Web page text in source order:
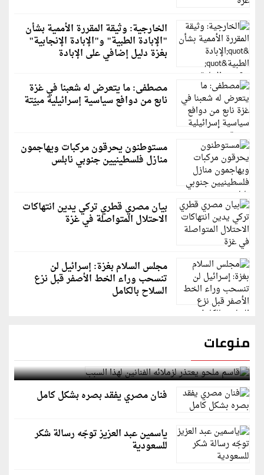
الخارجية: وثيقة المقررة الأممية بشأن
"الإبادة الطبية" و"الإبادة الإنجابية"
بغزة دليل إضافي على الإبادة
مصطفى: ما يتعرض له شعبنا في غزة
نابع من دوافع سياسية إسرائيلية مبيّتة
مستوطنون يحرقون مركبات ويهاجمون
منازل فلسطينيين جنوبي نابلس
بيان مصري قطري تركي يدين انتهاكات
الاحتلال المتواصلة في غزة
مجلس السلام بغزة: إسرائيل لن
تنسحب وراء الخط الأصفر قبل نزع
السلاح بالكامل
منوعات
قاسم ملحو يعتذر لزملائه الفنانين لهذا السبب
فنان مصري يفقد بصره بشكل كامل
ياسمين عبد العزيز توجّه رسالة شكر
للسعودية